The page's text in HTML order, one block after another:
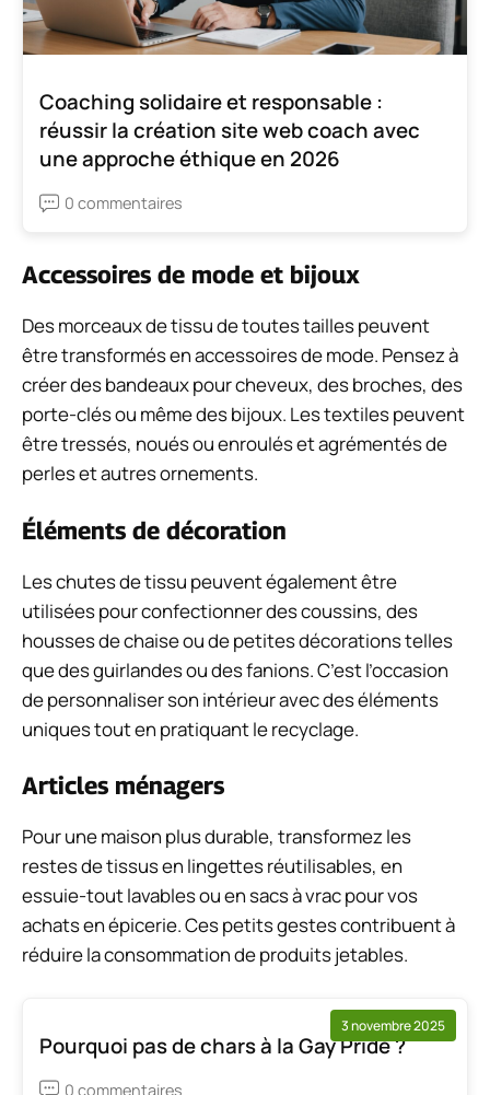
Coaching solidaire et responsable :
réussir la création site web coach avec
une approche éthique en 2026
0 commentaires
Accessoires de mode et bijoux
Des morceaux de tissu de toutes tailles peuvent
être transformés en accessoires de mode. Pensez à
créer des bandeaux pour cheveux, des broches, des
porte-clés ou même des bijoux. Les textiles peuvent
être tressés, noués ou enroulés et agrémentés de
perles et autres ornements.
Éléments de décoration
Les chutes de tissu peuvent également être
utilisées pour confectionner des coussins, des
housses de chaise ou de petites décorations telles
que des guirlandes ou des fanions. C’est l’occasion
de personnaliser son intérieur avec des éléments
uniques tout en pratiquant le recyclage.
Articles ménagers
Pour une maison plus durable, transformez les
restes de tissus en lingettes réutilisables, en
essuie-tout lavables ou en sacs à vrac pour vos
achats en épicerie. Ces petits gestes contribuent à
réduire la consommation de produits jetables.
3 novembre 2025
Pourquoi pas de chars à la Gay Pride ?
0 commentaires